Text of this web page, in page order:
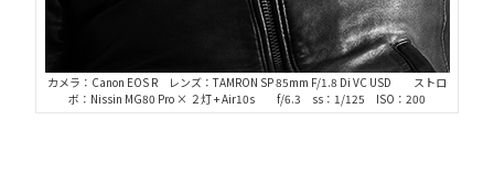
カメラ：Canon EOS R レンズ：TAMRON SP 85mm F/1.8 Di VC USD ストロ
ボ：Nissin MG80 Pro × ２灯 + Air10s f/6.3 ss：1/125 ISO：200